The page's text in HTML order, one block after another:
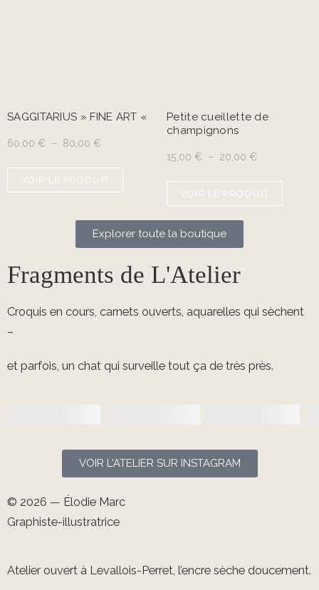
SAGGITARIUS » FINE ART «
60,00 € – 80,00 €
VOIR LE PRODUIT
Petite cueillette de
champignons
15,00 € – 20,00 €
VOIR LE PRODUIT
Explorer toute la boutique
Fragments de L'Atelier
Croquis en cours, carnets ouverts, aquarelles qui sèchent
–
et parfois, un chat qui surveille tout ça de très près.
VOIR L'ATELIER SUR INSTAGRAM
© 2026 — Élodie Marc
Graphiste-illustratrice
Atelier ouvert à Levallois-Perret, l’encre sèche doucement.